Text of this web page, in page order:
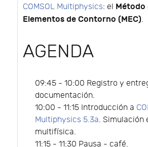
COMSOL Multiphysics: el Método
Elementos de Contorno (MEC).
AGENDA
09:45 - 10:00 Registro y
documentación.
10:00 - 11:15 Introducción a
Multiphysics 5.3a. Simulación
multifísica.
11:15 - 11:30 Pausa - café.